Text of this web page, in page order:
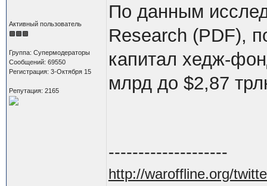
Активный пользователь
Группа: Супермодераторы
Сообщений: 69550
Регистрация: 3-Октября 15
Репутация: 2165
По данным
Research (PDF),
капитал хедж-
млрд до $2,87
--------------------
http://waroffline.org/